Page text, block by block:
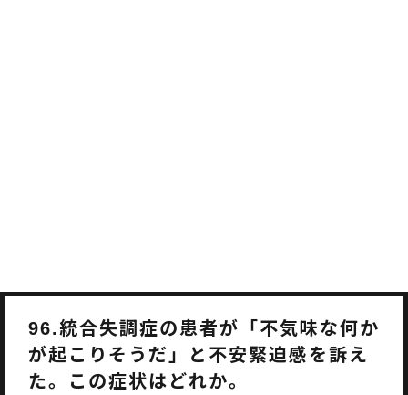
96.統合失調症の患者が「不気味な何か
が起こりそうだ」と不安緊迫感を訴え
た。この症状はどれか。